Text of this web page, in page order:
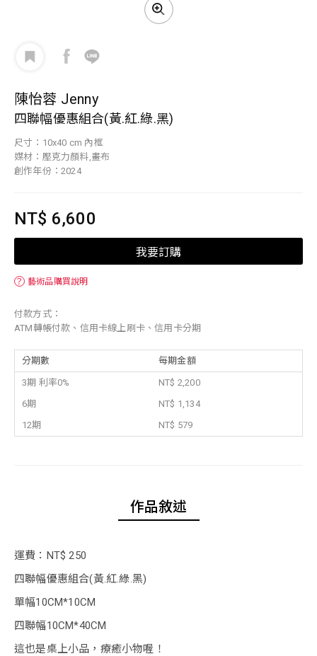
陳怡蓉 Jenny
四聯幅優惠組合(黃.紅.綠.黑)
尺寸：10x40 cm 內框
媒材：壓克力顏料,畫布
創作年份：2024
NT$ 6,600
我要訂購
？ 藝術品購買說明
付款方式：
ATM轉帳付款、信用卡線上刷卡、信用卡分期
分期數 每期金額
3期 利率0%
NT$ 2,200
6期
NT$ 1,134
12期
NT$ 579
作品敘述
運費：NT$ 250
四聯幅優惠組合(黃.紅.綠.黑)
單幅10CM*10CM
四聯幅10CM*40CM
這也是桌上小品，療癒小物喔！